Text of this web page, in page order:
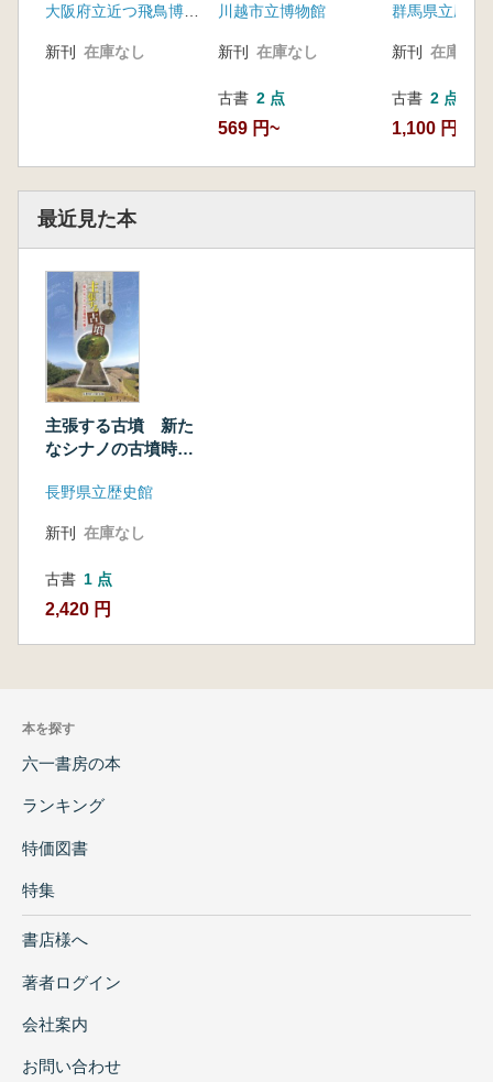
新刊 在庫なし
川越市立博物館
新刊 在庫なし
古書 2 点
569 円~
群馬県立歴史
新刊 在庫なし
古書 2 点
1,100 円~
最近見た本
主張する古墳 新た
なシナノの古墳時代
長野県立歴史館
新刊 在庫なし
古書 1 点
2,420 円
本を探す
六一書房の本
ランキング
特価図書
特集
書店様へ
著者ログイン
会社案内
お問い合わせ